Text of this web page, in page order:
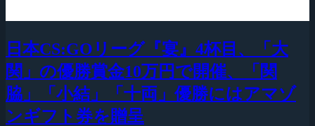
日本CS:GOリーグ『宴』4杯目、「大
関」の優勝賞金10万円で開催、「関
脇」「小結」「十両」優勝にはアマゾ
ンギフト券を贈呈